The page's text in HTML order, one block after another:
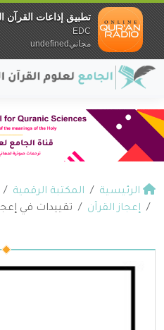
الرئيسية المكتبة الرقمية
إعجاز القرآن
تقييدات في
تطبيق إذاعات القرآن
EDC
مجانيundefined